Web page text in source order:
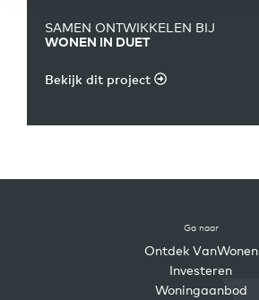
SAMEN ONTWIKKELEN BIJ
WONEN IN DUET
Bekijk dit project
Ga naar
Ontdek VanWonen
Investeren
Woningaanbod